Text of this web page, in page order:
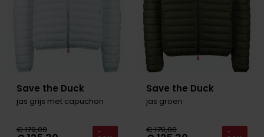
Save the Duck
jas grijs met capuchon
€ 179,00 -
Save the Duck
jas groen
€ 179,00 -